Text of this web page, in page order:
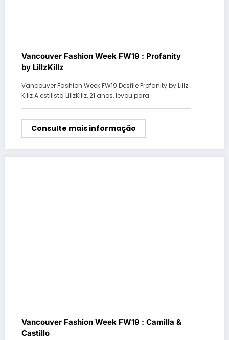
Vancouver Fashion Week FW19 : Profanity
by LillzKillz
Vancouver Fashion Week FW19 Desfile Profanity by Lillz
Killz A estilista LillzKillz, 21 anos, levou para…
Consulte mais informação
Vancouver Fashion Week FW19 : Camilla &
Castillo